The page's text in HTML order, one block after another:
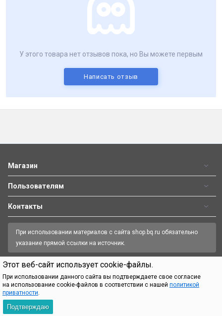
Этот веб-сайт использует cookie-файлы.
При использовании данного сайта вы подтверждаете свое согласие
на использование cookie-файлов в соответствии с нашей политикой
приватности.
Подтверждаю
У этого товара нет отзывов пока, но Вы можете первым
Написать отзыв
Магазин
Пользователям
Контакты
При использовании материалов с сайта shop.bq.ru обязательно
указание прямой ссылки на источник.
8 (800) 500 32 90 Пн—Пт 09:00-18:00
© 2026Официальный интернет-магазин BQ.